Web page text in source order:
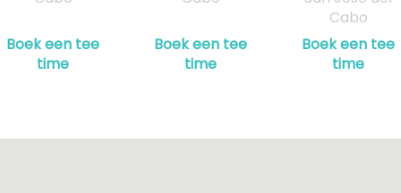
Boek een tee
time
Boek een tee
time
Cabo
Boek een tee
time